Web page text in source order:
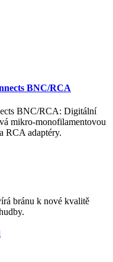
BNC/RCA
BNC/RCA: Digitální
mikro-monofilamentovou
RCA adaptéry.
bránu k nové kvalitě